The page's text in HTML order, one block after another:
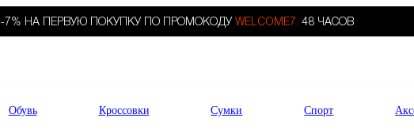
-7% НА ПЕРВУЮ ПОКУПКУ ПО ПРОМОКОДУ WELCOME7. 48 ЧАСОВ
Обувь Кроссовки Сумки Спорт